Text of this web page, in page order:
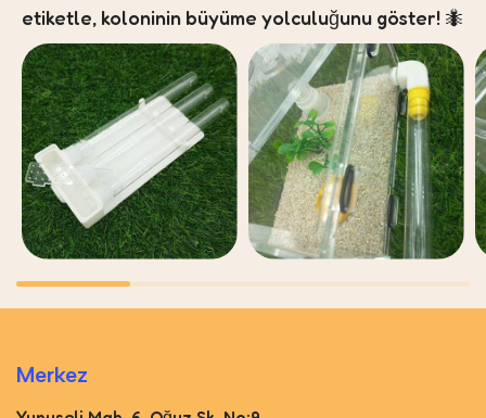
etiketle, koloninin büyüme yolculuğunu göster! 🐜
Merkez